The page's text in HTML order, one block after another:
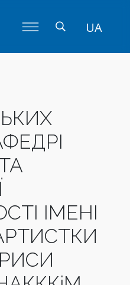
UA
ІМЕНІ